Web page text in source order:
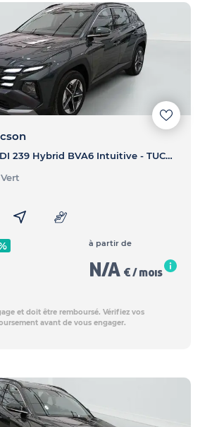
Tucson 1.6 T-GDI 239 Hybrid BVA6 Intuitive - TUCSON Tucson 1.6 T-GDI 239 Hybrid BVA6 Intuitive
à partir de
N/A € / mois
et doit être remboursé. Vérifiez vos
avant de vous engager.